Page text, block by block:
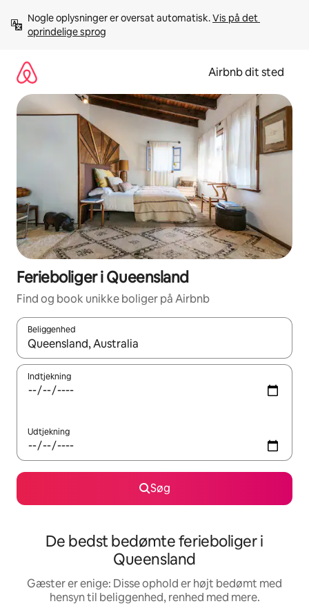
videre
Nogle oplysninger er oversat automatisk. Vis på det
oprindelige sprog
Airbnb dit sted
Ferieboliger i Queensland
Find og book unikke boliger på Airbnb
Beliggenhed
Når resultaterne er tilgængelige, skal du navigere med
Indtjekning
Udtjekning
Søg
De bedst bedømte ferieboliger i
Queensland
Gæster er enige: Disse ophold er højt bedømt med
hensyn til beliggenhed, renhed med mere.